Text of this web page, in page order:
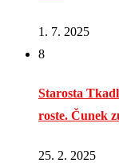
1. 7. 2025
8
Starosta
roste. Čunek
25. 2. 2025